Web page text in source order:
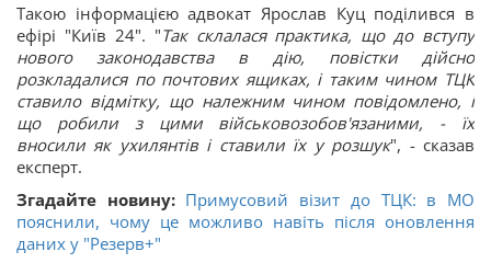
Такою інформацією адвокат Ярослав Куц поділився в
ефірі "Київ 24". "Так склалася практика, що до вступу
нового законодавства в дію, повістки дійсно
розкладалися по почтових ящиках, і таким чином ТЦК
ставило відмітку, що належним чином повідомлено, і
що робили з цими військовозобов'язаними, - їх
вносили як ухилянтів і ставили їх у розшук", - сказав
експерт.
Згадайте новину: Примусовий візит до ТЦК: в МО
пояснили, чому це можливо навіть після оновлення
даних у "Резерв+"